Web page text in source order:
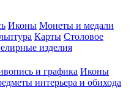
Иконы Монеты и медали
Карты Столовое
изделия
и графика Иконы
интерьера и обихода